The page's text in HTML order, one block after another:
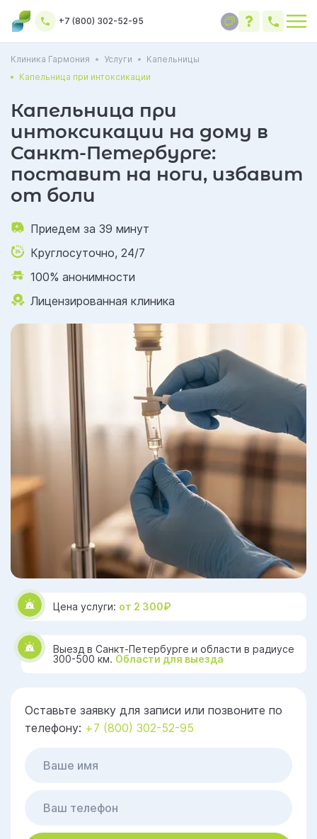
+7 (800) 302-52-95
Клиника Гармония Услуги
Капельницы
Капельница при интоксикации
Цена услуги: от 2 300₽
Выезд в Санкт-Петербурге и области в радиусе
300-500 км. Области для выезда
Оставьте заявку для записи или позвоните по
телефону: +7 (800) 302-52-95
Капельница при
интоксикации на дому в
Санкт-Петербурге:
поставит на ноги, избавит
от боли
Приедем за 39 минут
Круглосуточно, 24/7
100% анонимности
Лицензированная клиника